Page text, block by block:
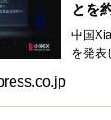
とを
中国
を発表